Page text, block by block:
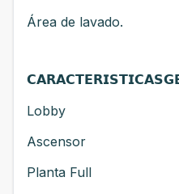
Área de lavado.
Lobby
Ascensor
Planta Full